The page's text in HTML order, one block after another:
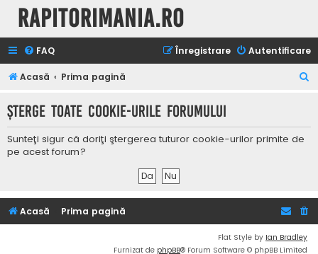
Rapitorimania.ro
FAQ Autentificare
Înregistrare
Acasă Prima pagină
t
Şterge toate cookie-urile forumului
Sunteţi sigur că doriţi ştergerea tuturor cookie-urilor primite de
pe acest forum?
Acasă Prima pagină
Flat Style by Ian Bradley
Furnizat de phpBB® Forum Software © phpBB Limited